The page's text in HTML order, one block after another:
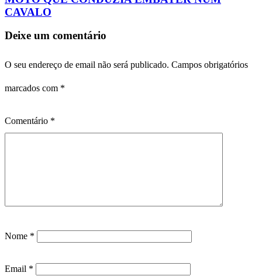
CAVALO
Deixe um comentário
O seu endereço de email não será publicado. Campos obrigatórios
marcados com *
Comentário *
Nome *
Email *